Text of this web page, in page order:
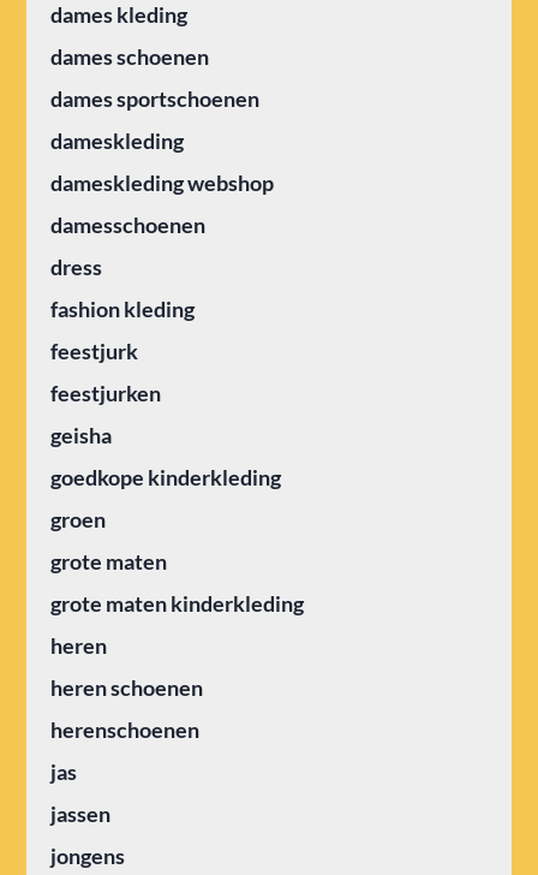
dames kleding
dames schoenen
dames sportschoenen
dameskleding
dameskleding webshop
damesschoenen
dress
fashion kleding
feestjurk
feestjurken
geisha
goedkope kinderkleding
groen
grote maten
grote maten kinderkleding
heren
heren schoenen
herenschoenen
jas
jassen
jongens